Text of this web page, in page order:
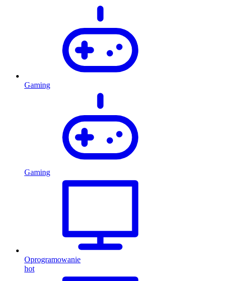
Gaming
Gaming
Oprogramowanie
hot